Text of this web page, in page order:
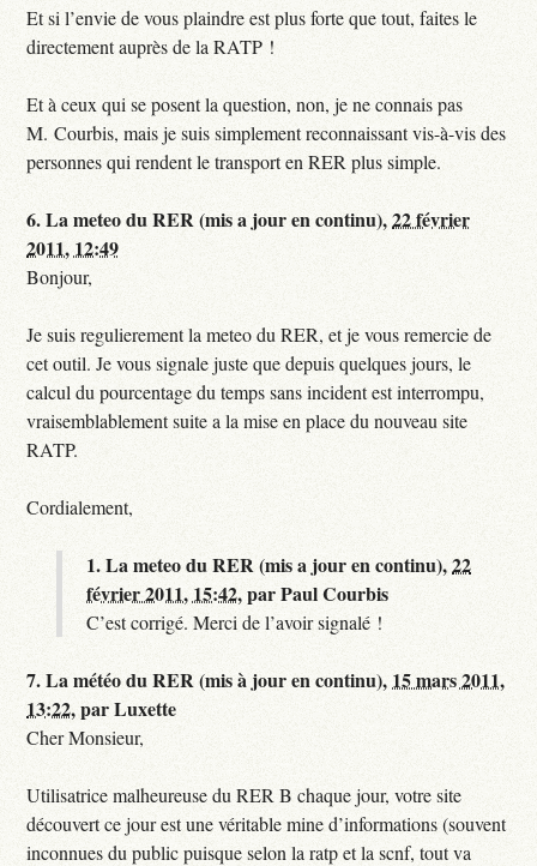
Et si l’envie de vous plaindre est plus forte que tout, faites le
directement auprès de la RATP !
Et à ceux qui se posent la question, non, je ne connais pas
M. Courbis, mais je suis simplement reconnaissant vis-à-vis des
personnes qui rendent le transport en RER plus simple.
6.La meteo du RER (mis a jour en continu),22 février
2011, 12:49
Bonjour,
Je suis regulierement la meteo du RER, et je vous remercie de
cet outil. Je vous signale juste que depuis quelques jours, le
calcul du pourcentage du temps sans incident est interrompu,
vraisemblablement suite a la mise en place du nouveau site
RATP.
Cordialement,
1.La meteo du RER (mis a jour en continu),22
février 2011, 15:42,parPaul Courbis
C’est corrigé. Merci de l’avoir signalé !
7.La météo du RER (mis à jour en continu), 15 mars 2011,
13:22,parLuxette
Cher Monsieur,
Utilisatrice malheureuse du RER B chaque jour, votre site
découvert ce jour est une véritable mine d’informations (souvent
inconnues du public puisque selon la ratp et la scnf, tout va